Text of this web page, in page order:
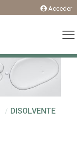
Acceder
/ DISOLVENTE